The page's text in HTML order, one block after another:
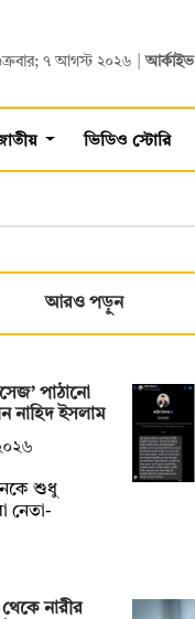
৭ আগস্ট ২০২৬ |আর্কাইভ
ভিডিও স্টোরি
আরও পড়ুন
পাঠানো
নাহিদ ইসলাম
শুধু
নেতা-
নারীর